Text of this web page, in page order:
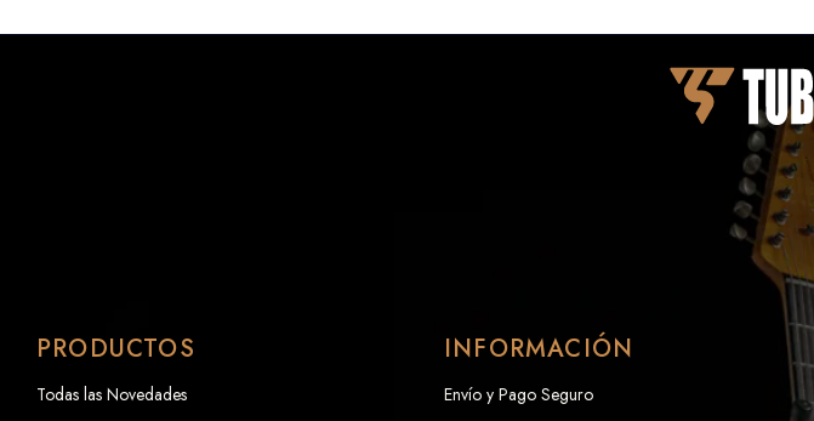
PRODUCTOS
Todas las Novedades
INFORMACIÓN
Envío y Pago Seguro